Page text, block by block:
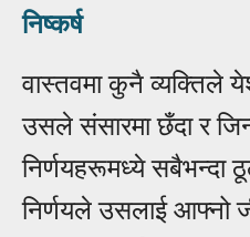
निष्कर्ष
वास्तवमा कुनै व्यक्तिले
उसले संसारमा छँदा र
निर्णयहरूमध्ये सबैभन्दा
निर्णयले उसलाई आफ्नो